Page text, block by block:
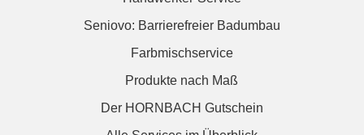
Seniovo: Barrierefreier Badumbau
Farbmischservice
Produkte nach Maß
Der HORNBACH Gutschein